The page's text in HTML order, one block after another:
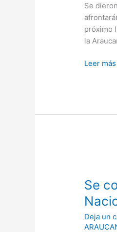
Se
próximo
la
Araucanía
Leer más
Se
Deja un
el
fixture
de
handball
para